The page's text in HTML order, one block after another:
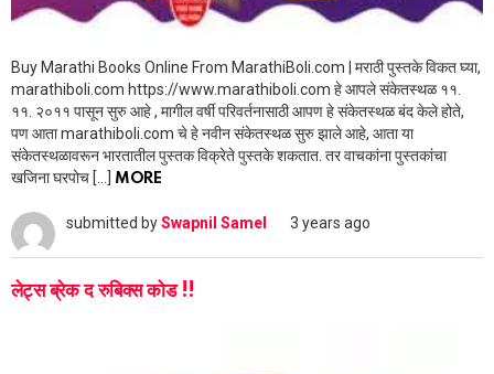
Buy Marathi Books Online From MarathiBoli.com | मराठी पुस्तके विकत घ्या,
marathiboli.com https://www.marathiboli.com हे आपले संकेतस्थळ ११.
११. २०११ पासून सुरु आहे , मागील वर्षी परिवर्तनासाठी आपण हे संकेतस्थळ बंद केले होते,
पण आता marathiboli.com चे हे नवीन संकेतस्थळ सुरु झाले आहे, आता या
संकेतस्थळावरून भारतातील पुस्तक विक्रेते पुस्तके शकतात. तर वाचकांना पुस्तकांचा
खजिना घरपोच […]
MORE
submitted bySwapnil Samel 3 years ago
लेट्स ब्रेक द रुबिक्स कोड !!